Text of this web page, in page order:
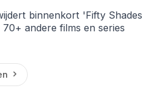
binnenkort 'Fifty Shades
andere films en series